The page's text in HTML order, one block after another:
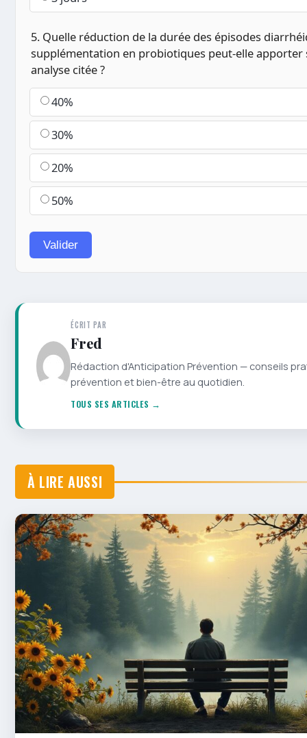
5. Quelle réduction de la durée des épisodes
supplémentation en probiotiques peut-elle apporter
analyse citée ?
40%
30%
20%
50%
Valider
ÉCRIT PAR
Fred
Rédaction d'Anticipation Prévention — conseils
prévention et bien-être au quotidien.
TOUS SES ARTICLES →
À LIRE AUSSI